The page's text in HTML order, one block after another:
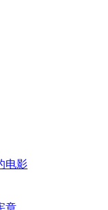
电影